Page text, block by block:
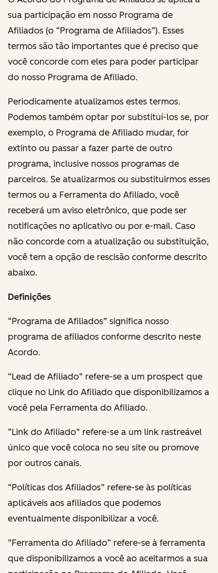
sua participação em nosso Programa de
Afiliados (o “Programa de Afiliados”). Esses
termos são tão importantes que é preciso que
você concorde com eles para poder participar
do nosso Programa de Afiliado.
Periodicamente atualizamos estes termos.
Podemos também optar por substituí-los se, por
exemplo, o Programa de Afiliado mudar, for
extinto ou passar a fazer parte de outro
programa, inclusive nossos programas de
parceiros. Se atualizarmos ou substituirmos esses
termos ou a Ferramenta do Afiliado, você
receberá um aviso eletrônico, que pode ser
notificações no aplicativo ou por e-mail. Caso
não concorde com a atualização ou substituição,
você tem a opção de rescisão conforme descrito
abaixo.
Definições
“Programa de Afiliados” significa nosso
programa de afiliados conforme descrito neste
Acordo.
“Lead de Afiliado” refere-se a um prospect que
clique no Link do Afiliado que disponibilizamos a
você pela Ferramenta do Afiliado.
“Link do Afiliado” refere-se a um link rastreável
único que você coloca no seu site ou promove
por outros canais.
“Políticas dos Afiliados” refere-se às políticas
aplicáveis aos afiliados que podemos
eventualmente disponibilizar a você.
“Ferramenta do Afiliado” refere-se à ferramenta
que disponibilizamos a você ao aceitarmos a sua